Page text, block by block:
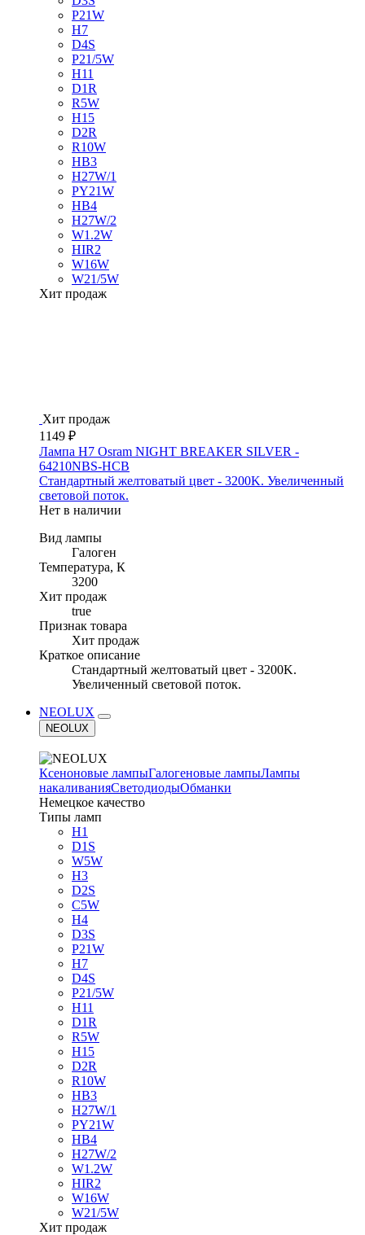
P21W
H7
D4S
P21/5W
H11
D1R
R5W
H15
D2R
R10W
HB3
H27W/1
PY21W
HB4
H27W/2
W1.2W
HIR2
W16W
W21/5W
Хит продаж
Хит продаж
1149 ₽
Лампа H7 Osram NIGHT BREAKER SILVER -
64210NBS-HCB
Стандартный желтоватый цвет - 3200K. Увеличенный
световой поток.
Нет в наличии
Вид лампы
Галоген
Температура, К
3200
Хит продаж
true
Признак товара
Хит продаж
Краткое описание
Стандартный желтоватый цвет - 3200K.
Увеличенный световой поток.
NEOLUX
NEOLUX
Ксеноновые лампыГалогеновые лампыЛампы
накаливанияСветодиодыОбманки
Немецкое качество
Типы ламп
H1
D1S
W5W
H3
D2S
C5W
H4
D3S
P21W
H7
D4S
P21/5W
H11
D1R
R5W
H15
D2R
R10W
HB3
H27W/1
PY21W
HB4
H27W/2
W1.2W
HIR2
W16W
W21/5W
Хит продаж